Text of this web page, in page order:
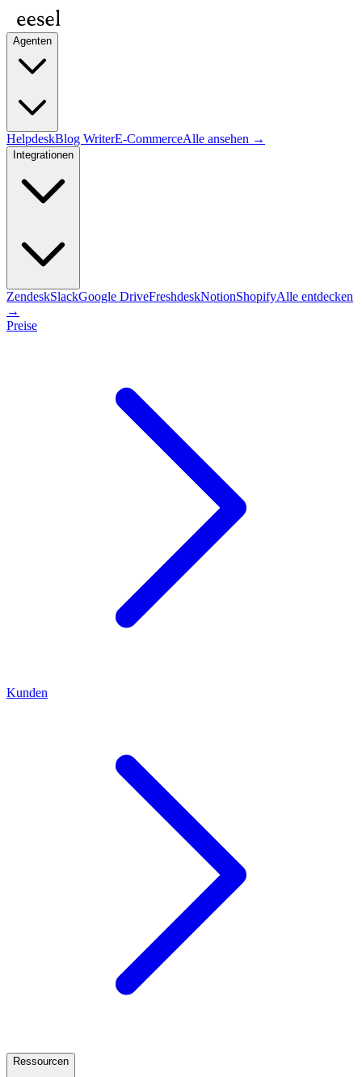
Agenten
HelpdeskBlog WriterE-CommerceAlle ansehen →
Integrationen
ZendeskSlackGoogle DriveFreshdeskNotionShopifyAlle entdecken
→
Preise
Kunden
Ressourcen